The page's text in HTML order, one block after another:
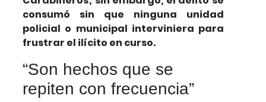
consumó sin que ninguna unidad
policial o municipal interviniera para
frustrar el ilícito en curso.
“Son hechos que se
repiten con frecuencia”